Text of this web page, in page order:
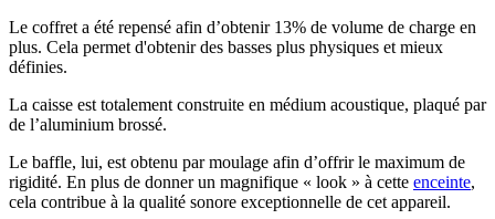
Le coffret a été repensé afin d’obtenir 13% de volume de charge en
plus. Cela permet d'obtenir des basses plus physiques et mieux
définies.
La caisse est totalement construite en médium acoustique, plaqué par
de l’aluminium brossé.
Le baffle, lui, est obtenu par moulage afin d’offrir le maximum de
rigidité. En plus de donner un magnifique « look » à cette enceinte,
cela contribue à la qualité sonore exceptionnelle de cet appareil.